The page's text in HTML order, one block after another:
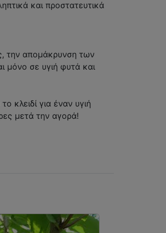
και προστατευτικά
την απομάκρυνση των
μόνο σε υγιή φυτά και
κλειδί για έναν υγιή
μετά την αγορά!